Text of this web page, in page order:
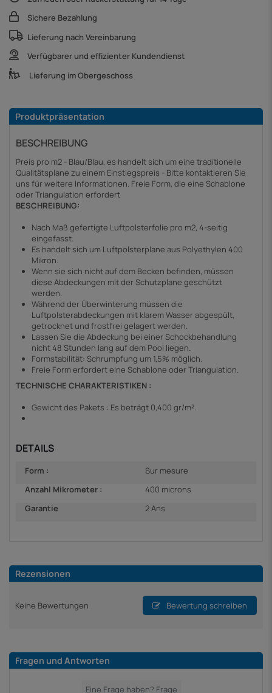
Sichere Bezahlung
Lieferung nach Vereinbarung
Verfügbarer und effizienter Kundendienst
Lieferung im Obergeschoss
Produktpräsentation
BESCHREIBUNG
Preis pro m2 - Blau/Blau, es handelt sich um eine traditionelle
Qualitätsplane zu einem Einstiegspreis - Bitte kontaktieren Sie
uns für weitere Informationen. Freie Form, die eine Schablone
oder Triangulation erfordert
BESCHREIBUNG:
Nach Maß gefertigte Luftpolsterfolie pro m2, 4-seitig
eingefasst.
Es handelt sich um Luftpolsterplane aus Polyethylen 400
Mikron.
Wenn sie sich nicht auf dem Becken befinden, müssen
diese Abdeckungen mit der Schutzplane geschützt
werden.
Während der Überwinterung müssen die
Luftpolsterabdeckungen mit klarem Wasser abgespült,
getrocknet und frostfrei gelagert werden.
Lassen Sie die Abdeckung bei einer Schockbehandlung
nicht 48 Stunden lang auf dem Pool liegen.
Formstabilität: Schrumpfung um 1,5% möglich.
Freie Form erfordert eine Schablone oder Triangulation.
TECHNISCHE CHARAKTERISTIKEN :
Gewicht des Pakets : Es beträgt 0,400 gr/m².
DETAILS
Form :
Sur mesure
Anzahl Mikrometer :
400 microns
Garantie
2 Ans
Rezensionen
Keine Bewertungen Bewertung schreiben
Fragen und Antworten